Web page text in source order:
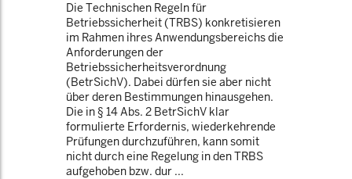
Die Technischen Regeln für
Betriebssicherheit (TRBS) konkretisieren
im Rahmen ihres Anwendungsbereichs die
Anforderungen der
Betriebssicherheitsverordnung
(BetrSichV). Dabei dürfen sie aber nicht
über deren Bestimmungen hinausgehen.
Die in § 14 Abs. 2 BetrSichV klar
formulierte Erfordernis, wiederkehrende
Prüfungen durchzuführen, kann somit
nicht durch eine Regelung in den TRBS
aufgehoben bzw. dur ...